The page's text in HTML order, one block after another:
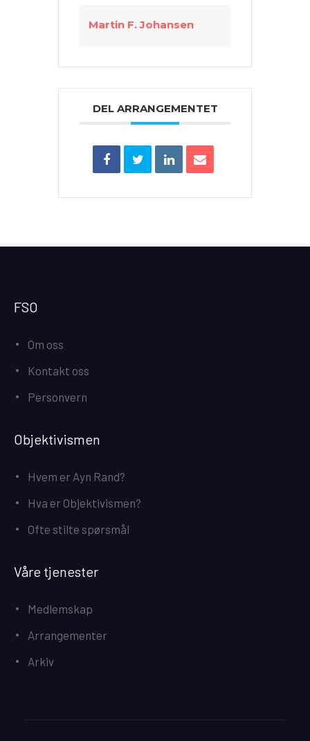
Martin F. Johansen
DEL ARRANGEMENTET
FSO
Om oss
Kontakt oss
Personvern
Objektivismen
Hvem er Ayn Rand?
Hva er Objektivismen?
Ofte stilte spørsmål
Våre tjenester
Medlemskap
Arrangementer
Arkiv